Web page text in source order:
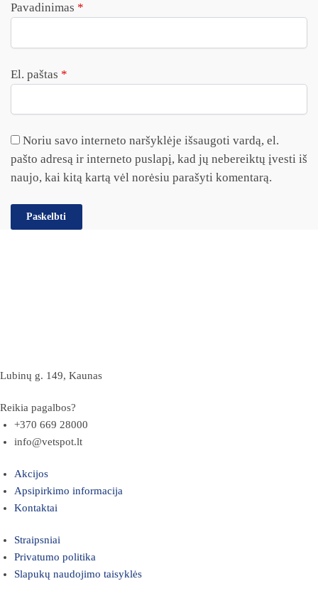
Pavadinimas *
El. paštas *
Noriu savo interneto naršyklėje išsaugoti vardą, el.
pašto adresą ir interneto puslapį, kad jų nebereiktų įvesti iš
naujo, kai kitą kartą vėl norėsiu parašyti komentarą.
Lubinų g. 149, Kaunas
Reikia pagalbos?
+370 669 28000
info@vetspot.lt
Akcijos
Apsipirkimo informacija
Kontaktai
Straipsniai
Privatumo politika
Slapukų naudojimo taisyklės